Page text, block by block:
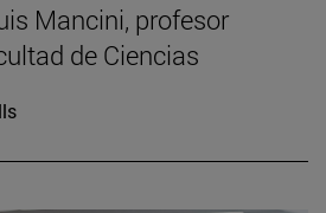
Mancini, profesor
de Ciencias